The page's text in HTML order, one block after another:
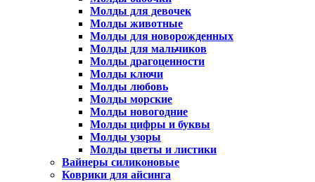
Молды для девочек
Молды животные
Молды для новорожденных
Молды для мальчиков
Молды драгоценности
Молды ключи
Молды любовь
Молды морские
Молды новогодние
Молды цифры и буквы
Молды узоры
Молды цветы и листики
Вайнеры силиконовые
Коврики для айсинга